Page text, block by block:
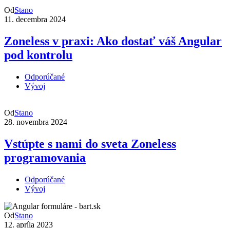
OdStano
11. decembra 2024
Zoneless v praxi: Ako dostať váš Angular
pod kontrolu
Odporúčané
Vývoj
OdStano
28. novembra 2024
Vstúpte s nami do sveta Zoneless
programovania
Odporúčané
Vývoj
OdStano
12. apríla 2023